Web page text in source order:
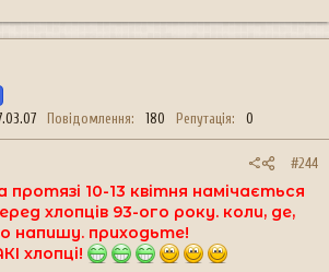
Повідомлення 180 Репутація 0
#244
протязі 10-13 квітня намічається
хлопців 93-ого року. коли, де,
напишу. приходьте!
хлопці!